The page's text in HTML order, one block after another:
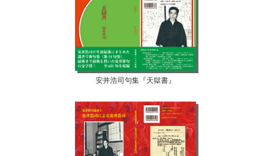
安井浩司句集『天獄書』